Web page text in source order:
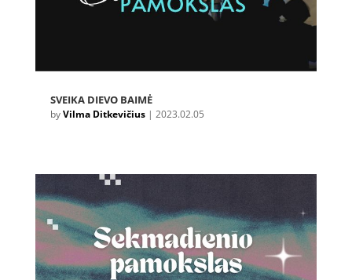
SVEIKA DIEVO BAIMĖ
byVilma Ditkevičius| 2023.02.05